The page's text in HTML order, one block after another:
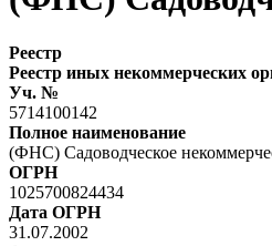
Реестр
Реестр иных некоммерческих
Уч. №
5714100142
Полное наименование
(ФНС) Садоводческое
ОГРН
1025700824434
Дата ОГРН
31.07.2002